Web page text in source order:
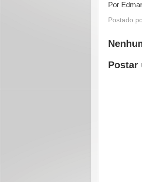
Por
Postado
Postar